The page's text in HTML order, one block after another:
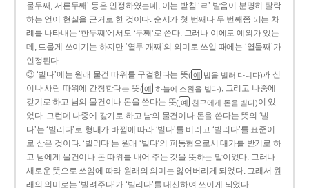
물두째, 서른두째’ 등은 인정하였는데, 이는 받침 ‘ㄹ’ 발음이 분명히 탈락
하는 언어 현실을 근거로 한 것이다. 순서가 첫 번째나 두 번째쯤 되는 차
례를 나타내는 ‘한두째’에서도 ‘두째’로 쓴다. 그러나 이에도 예외가 있는
데, 드물게 쓰이기는 하지만 ‘열두 개째’의 의미로 쓰일 때에는 ‘열둘째’가
인정된다.
③ ‘빌다’에는 원래 물건 따위를 구걸한다는 뜻( 예 밥을 빌러 다니다)과 신
이나 사람 따위에 간청한다는 뜻( 예 하늘에 소원을 빌다), 그리고 나중에
갚기로 하고 남의 물건이나 돈을 쓴다는 뜻( 예 친구에게 돈을 빌다)이 있
었다. 그런데 나중에 갚기로 하고 남의 물건이나 돈을 쓴다는 뜻의 ‘빌
다’는 ‘빌리다’로 형태가 바뀜에 따라 ‘빌다’를 버리고 ‘빌리다’를 표준어
로 삼은 것이다. ‘빌리다’는 원래 ‘빌다’의 피동형으로서 대가를 받기로 하
고 남에게 물건이나 돈 따위를 내어 주는 것을 뜻하는 말이었다. 그러나
새로운 뜻으로 쓰임에 따라 원래의 의미는 잃어버리게 되었다. 그래서 원
래의 의미로는 ‘빌려주다’가 ‘빌리다’를 대신하여 쓰이게 되었다.